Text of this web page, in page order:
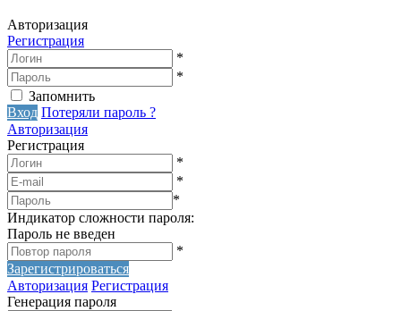
Авторизация
Регистрация
*
*
Запомнить
Вход Потеряли пароль ?
Авторизация
Регистрация
*
*
*
Индикатор сложности пароля:
Пароль не введен
*
Зарегистрироваться
Авторизация Регистрация
Генерация пароля